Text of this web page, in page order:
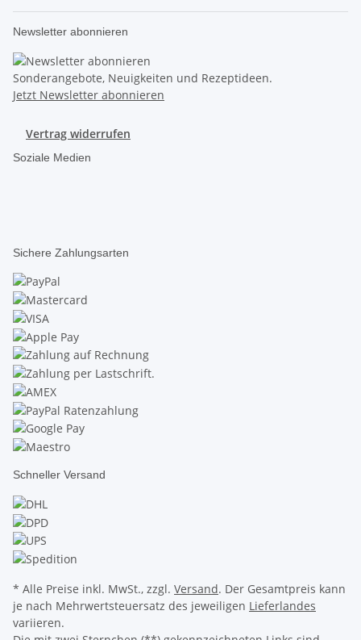
Newsletter abonnieren
Sonderangebote, Neuigkeiten und Rezeptideen.
Jetzt Newsletter abonnieren
Vertrag widerrufen
Soziale Medien
Sichere Zahlungsarten
Schneller Versand
* Alle Preise inkl. MwSt., zzgl. Versand. Der Gesamtpreis kann
je nach Mehrwertsteuersatz des jeweiligen Lieferlandes
variieren.